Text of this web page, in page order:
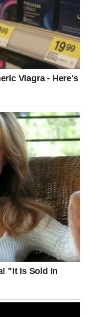
oboriti s nogu.
NISTE
može iznenaditi.
ni mislili, ili se
kontakt.
šta zaista želite u
može doneti mir i
shvatiti da su
već čeka da ih čuje.